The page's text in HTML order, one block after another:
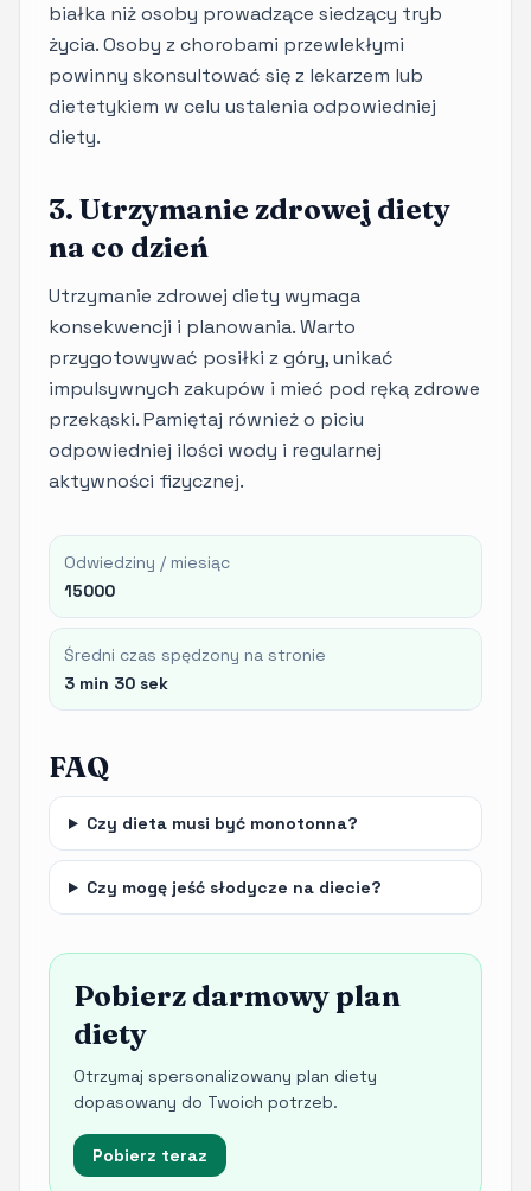
białka niż osoby prowadzące siedzący tryb
życia. Osoby z chorobami przewlekłymi
powinny skonsultować się z lekarzem lub
dietetykiem w celu ustalenia odpowiedniej
diety.
3. Utrzymanie zdrowej diety
na co dzień
Utrzymanie zdrowej diety wymaga
konsekwencji i planowania. Warto
przygotowywać posiłki z góry, unikać
impulsywnych zakupów i mieć pod ręką zdrowe
przekąski. Pamiętaj również o piciu
odpowiedniej ilości wody i regularnej
aktywności fizycznej.
Odwiedziny / miesiąc
15000
Średni czas spędzony na stronie
3 min 30 sek
FAQ
Czy dieta musi być monotonna?
Czy mogę jeść słodycze na diecie?
Pobierz darmowy plan
diety
Otrzymaj spersonalizowany plan diety
dopasowany do Twoich potrzeb.
Pobierz teraz